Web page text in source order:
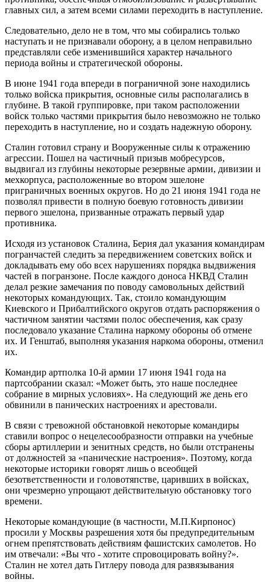
главных сил, а затем всеми силами переходить в наступление.
Следовательно, дело не в том, что мы собирались только
наступать и не признавали оборону, а в целом неправильно
представляли себе изменившийся характер начального
периода войны и стратегической обороны.
В июне 1941 года впереди в пограничной зоне находились
только войска прикрытия, основные силы располагались в
глубине. В такой группировке, при таком расположении
войск только частями прикрытия было невозможно не только
переходить в наступление, но и создать надежную оборону.
Сталин готовил страну и Вооруженные силы к отражению
агрессии. Пошел на частичный призыв мобресурсов,
выдвигал из глубины некоторые резервные армии, дивизии и
мехкорпуса, расположенные во втором эшелоне
приграничных военных округов. Но до 21 июня 1941 года не
позволял привести в полную боевую готовность дивизии
первого эшелона, призванные отражать первый удар
противника.
Исходя из установок Сталина, Берия дал указания командирам
погранчастей следить за передвижением советских войск и
докладывать ему обо всех нарушениях порядка выдвижения
частей в погранзоне. После каждого доноса НКВД Сталин
делал резкие замечания по поводу самовольных действий
некоторых командующих. Так, стоило командующим
Киевского и Прибалтийского округов отдать распоряжения о
частичном занятии частями полос обеспечения, как сразу
последовало указание Сталина наркому обороны об отмене
их. И Генштаб, выполняя указания наркома обороны, отменил
их.
Командир артполка 10-й армии 17 июня 1941 года на
партсобрании сказал: «Может быть, это наше последнее
собрание в мирных условиях». На следующий же день его
обвинили в панических настроениях и арестовали.
В связи с тревожной обстановкой некоторые командиры
ставили вопрос о нецелесообразности отправки на учебные
сборы артиллерии и зенитных средств, но были отстранены
от должностей за «панические настроения». Поэтому, когда
некоторые историки говорят лишь о всеобщей
безответственности и головотяпстве, царивших в войсках,
они чрезмерно упрощают действительную обстановку того
времени.
Некоторые командующие (в частности, М.П.Кирпонос)
просили у Москвы разрешения хотя бы предупредительным
огнем препятствовать действиям фашистских самолетов. Но
им отвечали: «Вы что - хотите спровоцировать войну?».
Сталин не хотел дать Гитлеру повода для развязывания
войны.